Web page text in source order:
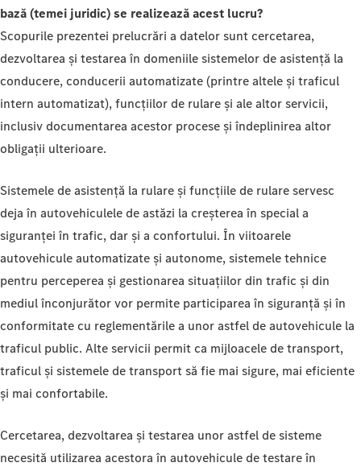
bază (temei juridic) se realizează acest lucru?
Scopurile prezentei prelucrări a datelor sunt cercetarea,
dezvoltarea și testarea în domeniile sistemelor de asistență la
conducere, conducerii automatizate (printre altele și traficul
intern automatizat), funcțiilor de rulare și ale altor servicii,
inclusiv documentarea acestor procese și îndeplinirea altor
obligații ulterioare.
Sistemele de asistență la rulare și funcțiile de rulare servesc
deja în autovehiculele de astăzi la creșterea în special a
siguranței în trafic, dar și a confortului. În viitoarele
autovehicule automatizate și autonome, sistemele tehnice
pentru perceperea și gestionarea situațiilor din trafic și din
mediul înconjurător vor permite participarea în siguranță și în
conformitate cu reglementările a unor astfel de autovehicule la
traficul public. Alte servicii permit ca mijloacele de transport,
traficul și sistemele de transport să fie mai sigure, mai eficiente
și mai confortabile.
Cercetarea, dezvoltarea și testarea unor astfel de sisteme
necesită utilizarea acestora în autovehicule de testare în